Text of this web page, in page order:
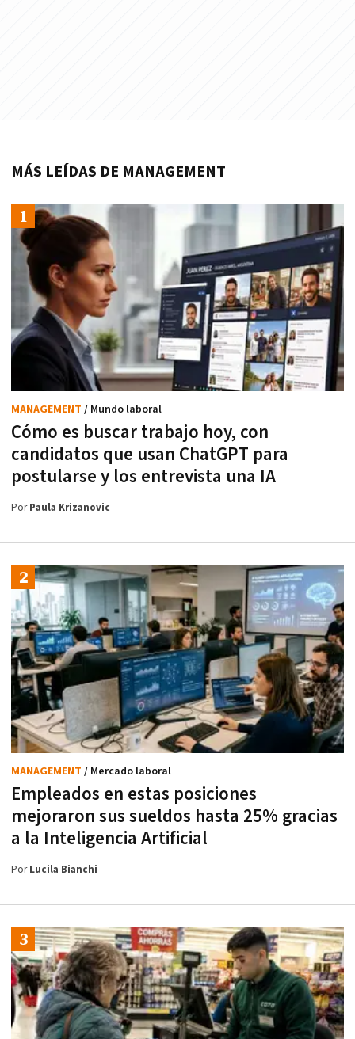
MÁS LEÍDAS DE MANAGEMENT
Cómo es buscar trabajo hoy, con
candidatos que usan ChatGPT para
postularse y los entrevista una IA
MANAGEMENT / Mundo laboral
PorPaula Krizanovic
Empleados en estas posiciones
mejoraron sus sueldos hasta 25% gracias
a la Inteligencia Artificial
MANAGEMENT / Mercado laboral
PorLucila Bianchi